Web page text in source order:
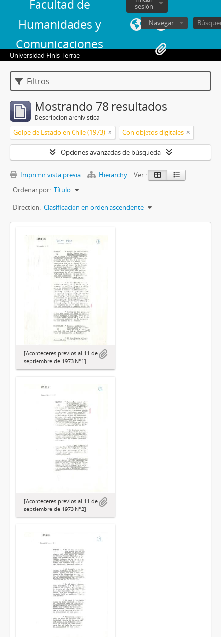
Facultad de
Humanidades y
Comunicaciones
sesión
Navegar
Universidad Finis Terrae
Filtros
Mostrando 78 resultados
Descripción archivística
Golpe de Estado en Chile (1973) Con objetos digitales
Opciones avanzadas de búsqueda
Imprimir vista previa Hierarchy
Ver :
Ordenar por: Título
Direction: Clasificación en orden ascendente
[Aconteceres previos al 11 de
septiembre de 1973 N°1]
[Aconteceres previos al 11 de
septiembre de 1973 N°2]